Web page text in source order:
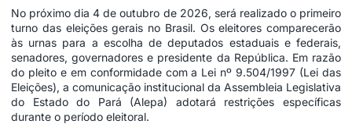
No próximo dia 4 de outubro de 2026, será realizado o primeiro
turno das eleições gerais no Brasil. Os eleitores comparecerão
às urnas para a escolha de deputados estaduais e federais,
senadores, governadores e presidente da República. Em razão
do pleito e em conformidade com a Lei nº 9.504/1997 (Lei das
Eleições), a comunicação institucional da Assembleia Legislativa
do Estado do Pará (Alepa) adotará restrições específicas
durante o período eleitoral.